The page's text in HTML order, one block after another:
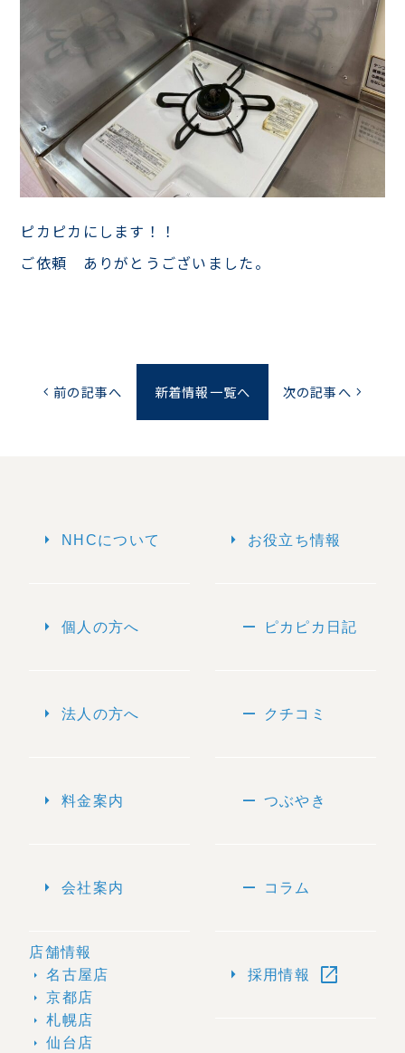
ピカピカにします！！
ご依頼 ありがとうございました。
chevron_left 前の記事へ 新着情報一覧へ 次の記事へ chevron_right
arrow_right NHCについて
arrow_right 個人の方へ
arrow_right 法人の方へ
arrow_right 料金案内
arrow_right 会社案内
店舗情報
arrow_right 名古屋店
arrow_right 京都店
arrow_right 札幌店
arrow_right 仙台店
arrow_right お役立ち情報
remove ピカピカ日記
remove クチコミ
remove つぶやき
remove コラム
arrow_right 採用情報 open_in_new